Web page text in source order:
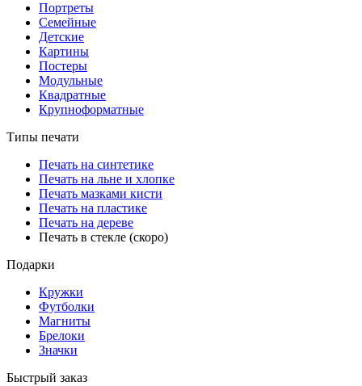
Портреты
Семейные
Детские
Картины
Постеры
Модульные
Квадратные
Крупноформатные
Типы печати
Печать на синтетике
Печать на льне и хлопке
Печать мазками кисти
Печать на пластике
Печать на дереве
Печать в стекле (скоро)
Подарки
Кружки
Футболки
Магниты
Брелоки
Значки
Быстрый заказ